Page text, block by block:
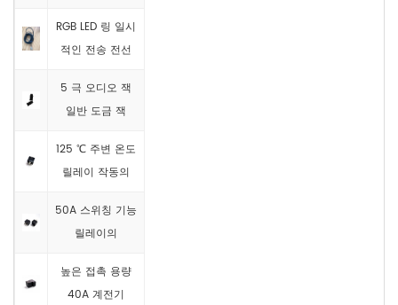
RGB LED 링 일시
적인 전송 전선
5 극 오디오 잭
일반 도금 잭
125 ℃ 주변 온도
릴레이 작동의
50A 스위칭 기능
릴레이의
높은 접촉 용량
40A 계전기